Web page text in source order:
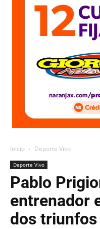
Inicio Deporte Vivo
Deporte Vivo
Pablo
entrenador
dos triunfos